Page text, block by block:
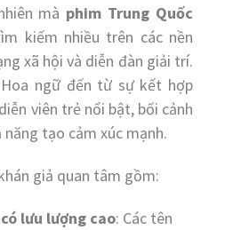
mà phim Trung Quốc
kiếm nhiều trên các nền
xã hội và diễn đàn giải trí.
ngữ đến từ sự kết hợp
viên trẻ nổi bật, bối cảnh
tạo cảm xúc mạnh.
giả quan tâm gồm:
lưu lượng cao: Các tên